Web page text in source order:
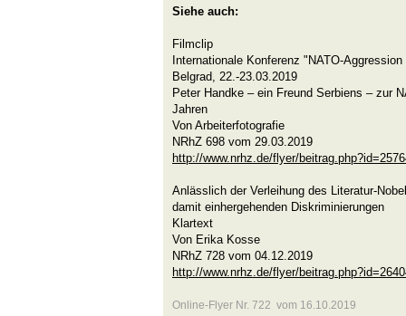
Siehe auch:
Filmclip
Internationale Konferenz "NATO-
Belgrad, 22.-23.03.2019
Peter Handke – ein Freund Serbiens – zur
Jahren
Von Arbeiterfotografie
NRhZ 698 vom 29.03.2019
http://www.nrhz.de/flyer/
Anlässlich der Verleihung des Literatur-
damit einhergehenden Diskriminierungen
Klartext
Von Erika Kosse
NRhZ 728 vom 04.12.2019
http://www.nrhz.de/flyer/
Online-Flyer Nr. 722 vom 16.10.2019